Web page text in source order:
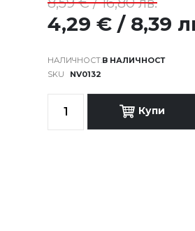
В НАЛИЧНОСТ
SKU
NV0132
4,29 € / 8,39
Купи